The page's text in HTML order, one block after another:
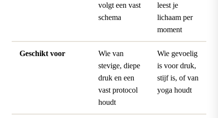
volgt een vast
schema
leest je
lichaam per
moment
Geschikt voor
Wie van
stevige, diepe
druk en een
vast protocol
houdt
Wie gevoelig
is voor druk,
stijf is, of van
yoga houdt